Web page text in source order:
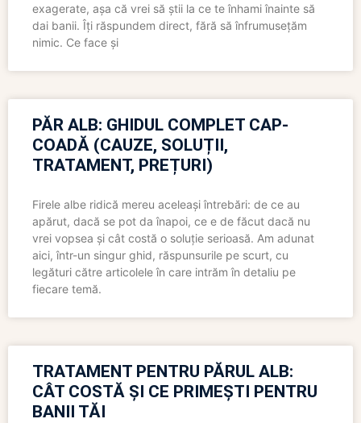
exagerate, așa că vrei să știi la ce te înhami înainte să
dai banii. Îți răspundem direct, fără să înfrumusețăm
nimic. Ce face și
PĂR ALB: GHIDUL COMPLET CAP-
COADĂ (CAUZE, SOLUȚII,
TRATAMENT, PREȚURI)
Firele albe ridică mereu aceleași întrebări: de ce au
apărut, dacă se pot da înapoi, ce e de făcut dacă nu
vrei vopsea și cât costă o soluție serioasă. Am adunat
aici, într-un singur ghid, răspunsurile pe scurt, cu
legături către articolele în care intrăm în detaliu pe
fiecare temă.
TRATAMENT PENTRU PĂRUL ALB:
CÂT COSTĂ ȘI CE PRIMEȘTI PENTRU
BANII TĂI